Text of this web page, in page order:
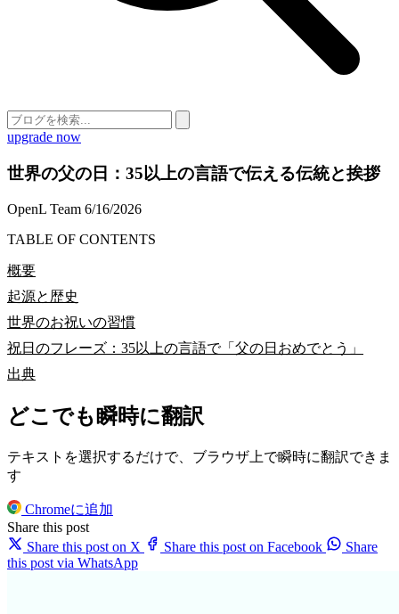
upgrade now
世界の父の日：35以上の言語で伝える伝統と挨拶
OpenL Team 6/16/2026
TABLE OF CONTENTS
概要
起源と歴史
世界のお祝いの習慣
祝日のフレーズ：35以上の言語で「父の日おめでとう」
出典
どこでも瞬時に翻訳
テキストを選択するだけで、ブラウザ上で瞬時に翻訳できま
す
Chromeに追加
Share this post
Share this post on X
Share this post on Facebook
Share
this post via WhatsApp